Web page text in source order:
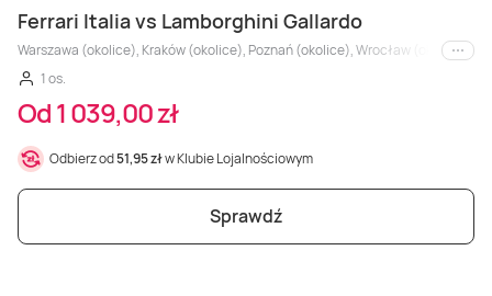
Ferrari Italia vs Lamborghini Gallardo
Warszawa (okolice), Kraków (okolice), Poznań (okolice), Wrocław (okolice),
i inne
1 os.
Od 1 039,00 zł
Odbierz od51,95 złw Klubie Lojalnościowym
Sprawdź